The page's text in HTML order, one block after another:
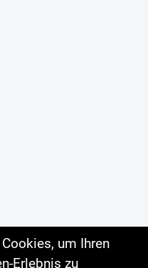
um Ihren
Erlebnis zu